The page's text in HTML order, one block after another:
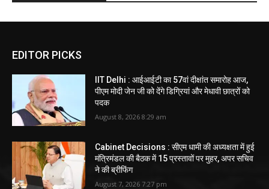
EDITOR PICKS
IIT Delhi : आईआईटी का 57वां दीक्षांत समारोह आज,
पीएम मोदी जेन जी को देंगे डिग्रियां और मेधावी छात्रों को
पदक
August 8, 2026 8:29 am
Cabinet Decisions : सीएम धामी की अध्यक्षता में हुई
मंत्रिमंडल की बैठक में 15 प्रस्तावों पर मुहर, अपर सचिव
ने की ब्रीफिंग
August 7, 2026 7:27 pm